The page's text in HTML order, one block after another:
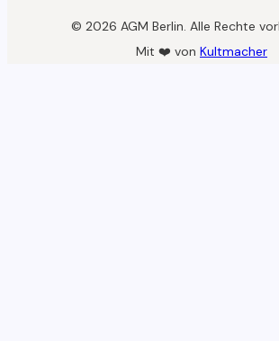
© 2026 AGM Berlin. Alle Rechte
Mit ❤️ von Kultmacher